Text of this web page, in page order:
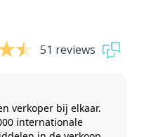
51 reviews
verkoper bij elkaar.
internationale